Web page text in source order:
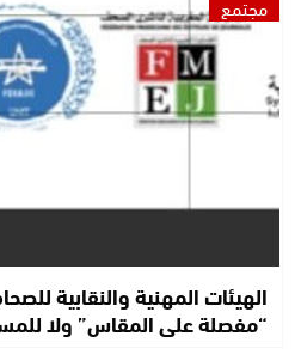
مجتمع
الهيئات المهنية والنقابية
“مفصلة على المقاس” ولا